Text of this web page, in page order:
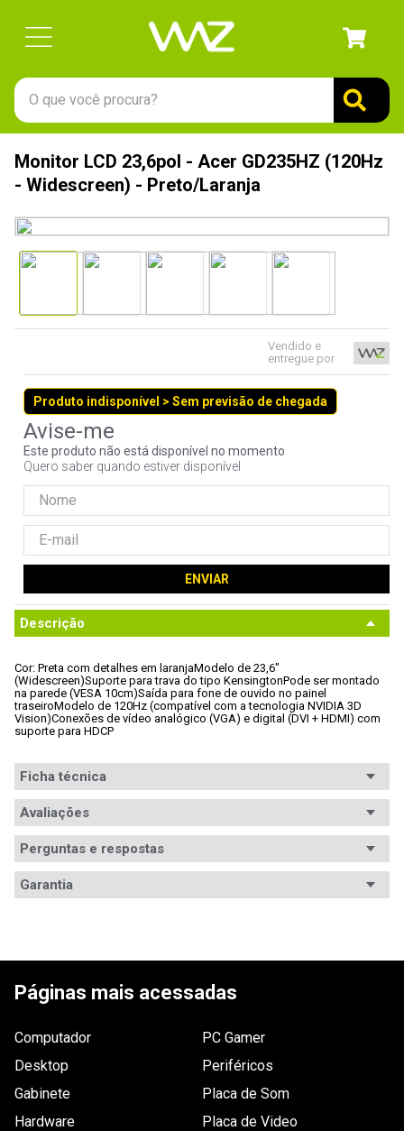
O que você procura?
Monitor LCD 23,6pol - Acer GD235HZ (120Hz
- Widescreen) - Preto/Laranja
Vendido e
entregue por
Produto indisponível > Sem previsão de chegada
Este produto não está disponível no momento
Quero saber quando estiver disponível
ENVIAR
Descrição
Cor: Preta com detalhes em laranjaModelo de 23,6"
(Widescreen)Suporte para trava do tipo KensingtonPode ser montado
na parede (VESA 10cm)Saída para fone de ouvido no painel
traseiroModelo de 120Hz (compatível com a tecnologia NVIDIA 3D
Vision)Conexões de vídeo analógico (VGA) e digital (DVI + HDMI) com
suporte para HDCP
Ficha técnica
Avaliações
Avaliações
ESCREVER AVALIAÇÃO
Perguntas e respostas
Garantia
Páginas mais acessadas
Computador
Desktop
Gabinete
Hardware
PC Gamer
Periféricos
Placa de Som
Placa de Video
1
gabinete
3º
teclado
ssd
6º
mouse
8º
hd
10º jonsbo